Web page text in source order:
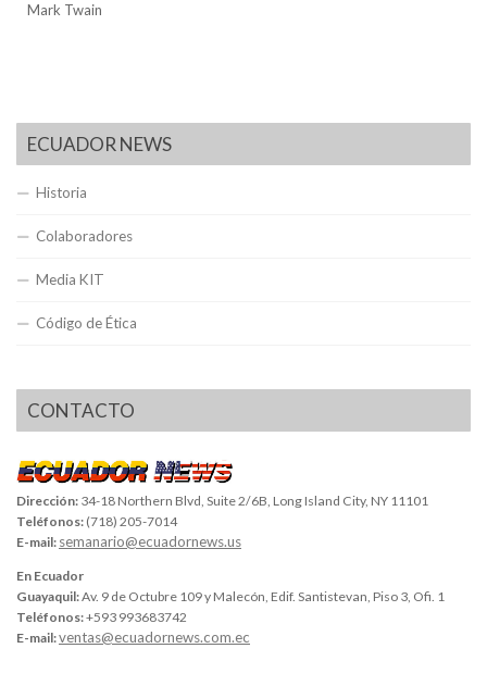
Mark Twain
ECUADOR NEWS
Historia
Colaboradores
Media KIT
Código de Ética
CONTACTO
Dirección: 34-18 Northern Blvd, Suite 2/6B, Long Island City, NY 11101
Teléfonos: (718) 205-7014
E-mail: semanario@ecuadornews.us
En Ecuador
Guayaquil:Av. 9 de Octubre 109 y Malecón, Edif. Santistevan, Piso 3, Ofi. 1
Teléfonos:+593 993683742
E-mail:ventas@ecuadornews.com.ec